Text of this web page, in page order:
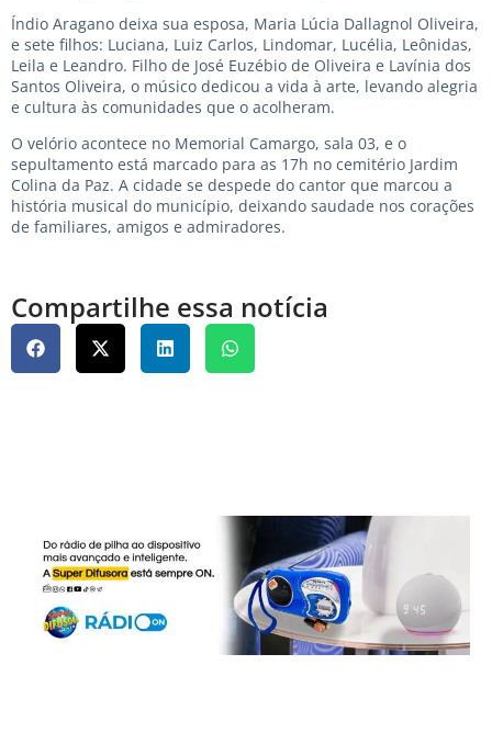
Índio Aragano deixa sua esposa, Maria Lúcia Dallagnol Oliveira,
e sete filhos: Luciana, Luiz Carlos, Lindomar, Lucélia, Leônidas,
Leila e Leandro. Filho de José Euzébio de Oliveira e Lavínia dos
Santos Oliveira, o músico dedicou a vida à arte, levando alegria
e cultura às comunidades que o acolheram.
O velório acontece no Memorial Camargo, sala 03, e o
sepultamento está marcado para as 17h no cemitério Jardim
Colina da Paz. A cidade se despede do cantor que marcou a
história musical do município, deixando saudade nos corações
de familiares, amigos e admiradores.
Compartilhe essa notícia